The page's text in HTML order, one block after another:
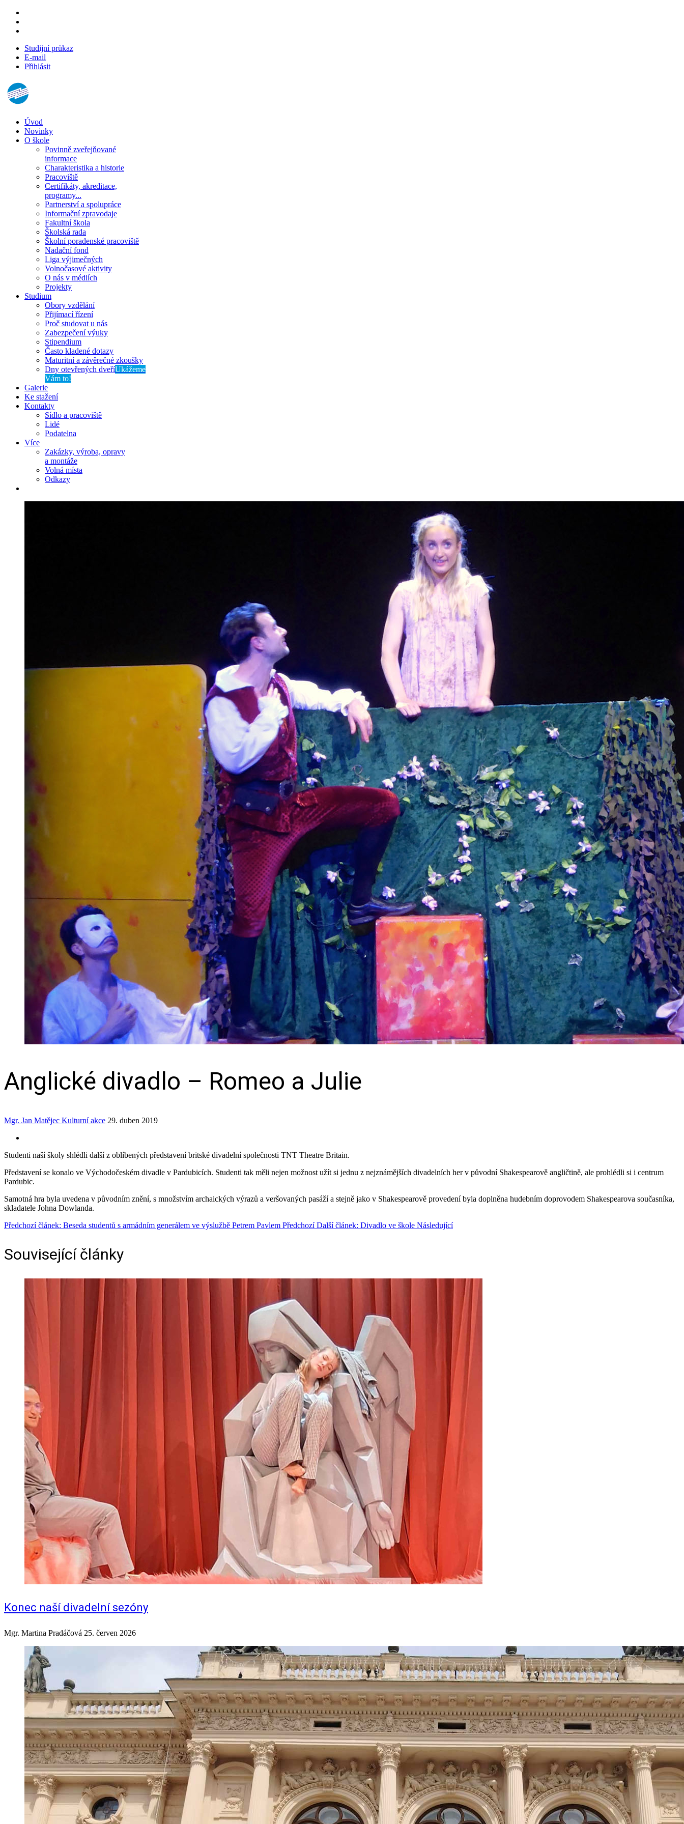
Studijní průkaz
E-mail
Přihlásit
Úvod
Novinky
O škole
Povinně zveřejňované
informace
Charakteristika a historie
Pracoviště
Certifikáty, akreditace,
programy...
Partnerství a spolupráce
Informační zpravodaje
Fakultní škola
Školská rada
Školní poradenské pracoviště
Nadační fond
Liga výjimečných
Volnočasové aktivity
O nás v médiích
Projekty
Studium
Obory vzdělání
Přijímací řízení
Proč studovat u nás
Zabezpečení výuky
Stipendium
Často kladené dotazy
Maturitní a závěrečné zkoušky
Dny otevřených dveříUkážeme
Vám to!
Galerie
Ke stažení
Kontakty
Sídlo a pracoviště
Lidé
Podatelna
Více
Zakázky, výroba, opravy
a montáže
Volná místa
Odkazy
Anglické divadlo – Romeo a Julie
Mgr. Jan Matějec Kulturní akce 29. duben 2019
Studenti naší školy shlédli další z oblíbených představení britské divadelní společnosti TNT Theatre Britain.
Představení se konalo ve Východočeském divadle v Pardubicích. Studenti tak měli nejen možnost užít si jednu z nejznámějších divadelních her v původní Shakespearově angličtině, ale prohlédli si i centrum
Pardubic.
Samotná hra byla uvedena v původním znění, s množstvím archaických výrazů a veršovaných pasáží a stejně jako v Shakespearově provedení byla doplněna hudebním doprovodem Shakespearova současníka,
skladatele Johna Dowlanda.
Předchozí článek: Beseda studentů s armádním generálem ve výslužbě Petrem Pavlem Předchozí Další článek: Divadlo ve škole Následující
Související články
Konec naší divadelní sezóny
Mgr. Martina Pradáčová 25. červen 2026